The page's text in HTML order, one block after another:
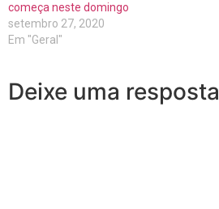
começa neste domingo
setembro 27, 2020
Em "Geral"
Deixe uma resposta